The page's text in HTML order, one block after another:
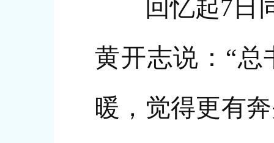
回忆起7日同
黄开志说：“
暖，觉得更有